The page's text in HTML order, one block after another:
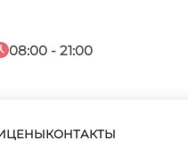
08:00 - 21:00
ЦЕНЫКОНТАКТЫ